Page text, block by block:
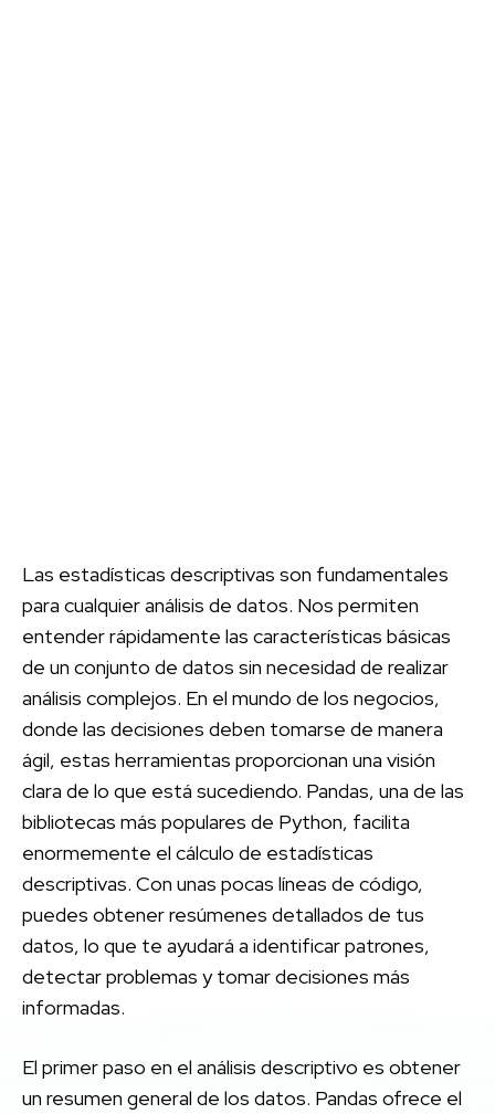
Las estadísticas descriptivas son fundamentales
para cualquier análisis de datos. Nos permiten
entender rápidamente las características básicas
de un conjunto de datos sin necesidad de realizar
análisis complejos. En el mundo de los negocios,
donde las decisiones deben tomarse de manera
ágil, estas herramientas proporcionan una visión
clara de lo que está sucediendo. Pandas, una de las
bibliotecas más populares de Python, facilita
enormemente el cálculo de estadísticas
descriptivas. Con unas pocas líneas de código,
puedes obtener resúmenes detallados de tus
datos, lo que te ayudará a identificar patrones,
detectar problemas y tomar decisiones más
informadas.
El primer paso en el análisis descriptivo es obtener
un resumen general de los datos. Pandas ofrece el